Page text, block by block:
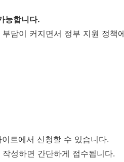
능합니다.
담이 커지면서 정부 지원 정책
트에서 신청할 수 있습니다.
성하면 간단하게 접수됩니다.